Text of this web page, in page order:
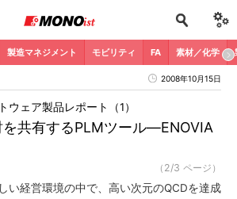
製造マネジメント モビリティ FA 素材／化学
2008年10月15日
共有するPLMツール―ENOVIA
ウェア製品レポート（1）
（2/3 ページ）
い経営環境の中で、高い次元のQCDを達成